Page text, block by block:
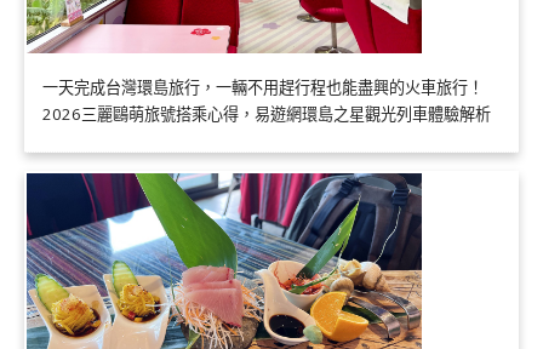
一天完成台灣環島旅行，一輛不用趕行程也能盡興的火車旅行！
2026三麗鷗萌旅號搭乘心得，易遊網環島之星觀光列車體驗解析